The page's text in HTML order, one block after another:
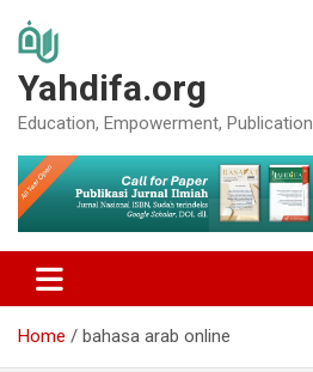
content
Yahdifa.org
Education, Empowerment, Publication
Home bahasa arab online